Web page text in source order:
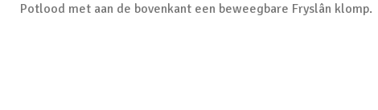
Potlood met aan de bovenkant een beweegbare Fryslân klomp.